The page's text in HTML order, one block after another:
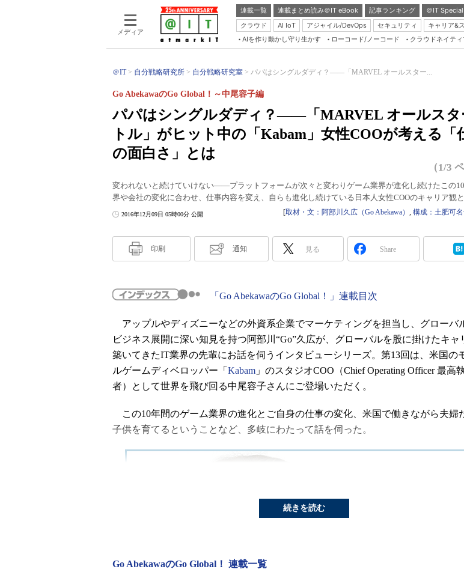
メディア
連載一覧 連載まとめ読み＠IT eBook 記事ランキング ＠IT Special
クラウド
AI IoT アジャイル/DevOps セキュリティ キャリア&
AIを作り動かし守り生かす ローコード/ノーコード クラウドネイテ
＠IT 自分戦略研究所 自分戦略研究室 パパはシングルダディ？――「MARVEL オールスター...
パパはシングルダディ？――「MARVEL オールスタ
トル」がヒット中の「Kabam」女性COOが考える「
の面白さ」とは
Go AbekawaのGo Global！～中尾容子編
（1/3
変われないと続けていけない――プラットフォームが次々と変わりゲーム業界が進化し続けたこの
界や会社の変化に合わせ、仕事内容を変え、自らも進化し続けている日本人女性COOのキャリア観と
2016年12月09日 05時00分 公開 [取材・文：阿部川久広（Go Abekawa） , 構成：土肥可
印刷 通知 見る Share
「Go AbekawaのGo Global！」連載目次
アップルやディズニーなどの外資系企業でマーケティングを担当し、グローバ
ビジネス展開に深い知見を持つ阿部川“Go”久広が、グローバルを股に掛けたキャ
築いてきたIT業界の先輩にお話を伺うインタビューシリーズ。第13回は、米国の
ルゲームディベロッパー「 Kabam 」のスタジオCOO（Chief Operating Officer 最高
者）として世界を飛び回る中尾容子さんにご登場いただく。
この10年間のゲーム業界の進化とご自身の仕事の変化、米国で働きながら夫婦
子供を育てるということなど、多岐にわたって話を伺った。
続きを読む
Go AbekawaのGo Global！ 連載一覧